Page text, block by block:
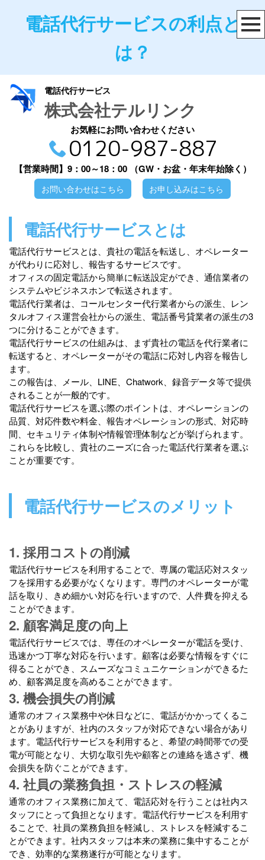
電話代行サービスの利点と
は？
電話代行サービス
株式会社テルリンク
お気軽にお問い合わせください
0120-987-887
【営業時間】9：00～18：00 （GW・お盆・年末年始除く）
お問い合わせはこちら お申し込みはこちら
電話代行サービスとは
電話代行サービスとは、貴社の電話を転送し、オペレーター
が代わりに応対し、報告するサービスです。
オフィスの固定電話から簡単に転送設定ができ、通信業者の
システムやビジネスホンで転送されます。
電話代行業者は、コールセンター代行業者からの派生、レン
タルオフィス運営会社からの派生、電話番号貸業者の派生の3
つに分けることができます。
電話代行サービスの仕組みは、まず貴社の電話を代行業者に
転送すると、オペレーターがその電話に応対し内容を報告し
ます。
この報告は、メール、LINE、Chatwork、録音データ等で提供
されることが一般的です。
電話代行サービスを選ぶ際のポイントは、オペレーションの
品質、対応件数や料金、報告オペレーションの形式、対応時
間、セキュリティ体制や情報管理体制などが挙げられます。
これらを比較し、貴社のニーズに合った電話代行業者を選ぶ
ことが重要です。
電話代行サービスのメリット
1. 採用コストの削減
電話代行サービスを利用することで、専属の電話応対スタッ
フを採用する必要がなくなります。専門のオペレーターが電
話を取り、きめ細かい対応を行いますので、人件費を抑える
ことができます。
2. 顧客満足度の向上
電話代行サービスでは、専任のオペレーターが電話を受け、
迅速かつ丁寧な対応を行います。顧客は必要な情報をすぐに
得ることができ、スムーズなコミュニケーションができるた
め、顧客満足度を高めることができます。
3. 機会損失の削減
通常のオフィス業務中や休日などに、電話がかかってくるこ
とがありますが、社内のスタッフが対応できない場合があり
ます。電話代行サービスを利用すると、希望の時間帯での受
電が可能となり、大切な取引先や顧客との連絡を逃さず、機
会損失を防ぐことができます。
4. 社員の業務負担・ストレスの軽減
通常のオフィス業務に加えて、電話応対を行うことは社内ス
タッフにとって負担となります。電話代行サービスを利用す
ることで、社員の業務負担を軽減し、ストレスを軽減するこ
とができます。社内スタッフは本来の業務に集中することが
でき、効率的な業務遂行が可能となります。